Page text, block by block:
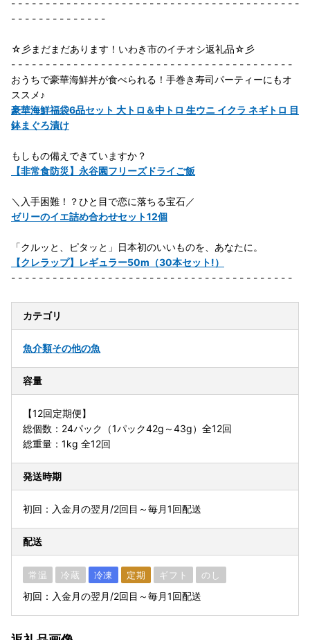
- - - - - - - - - - - - - - - - - - - - - - - - - - - - - - - - - - - - - - - - - -
- - - - - - - - - - - - - -
☆彡まだまだあります！いわき市のイチオシ返礼品☆彡
- - - - - - - - - - - - - - - - - - - - - - - - - - - - - - - - - - - - - - - - -
おうちで豪華海鮮丼が食べられる！手巻き寿司パーティーにもオ
ススメ♪
豪華海鮮福袋6品セット 大トロ＆中トロ 生ウニ イクラ ネギトロ 目
鉢まぐろ漬け
もしもの備えできていますか？
【非常食防災】永谷園フリーズドライご飯
＼入手困難！？ひと目で恋に落ちる宝石／
ゼリーのイエ詰め合わせセット12個
「クルッと、ピタッと」日本初のいいものを、あなたに。
【クレラップ】レギュラー50m（30本セット!）
- - - - - - - - - - - - - - - - - - - - - - - - - - - - - - - - - - - - - - - - -
カテゴリ
魚介類その他の魚
容量
【12回定期便】
総個数：24パック（1パック42g～43g）全12回
総重量：1kg 全12回
発送時期
初回：入金月の翌月/2回目～毎月1回配送
配送
常温 冷蔵 冷凍 定期 ギフト のし
初回：入金月の翌月/2回目～毎月1回配送